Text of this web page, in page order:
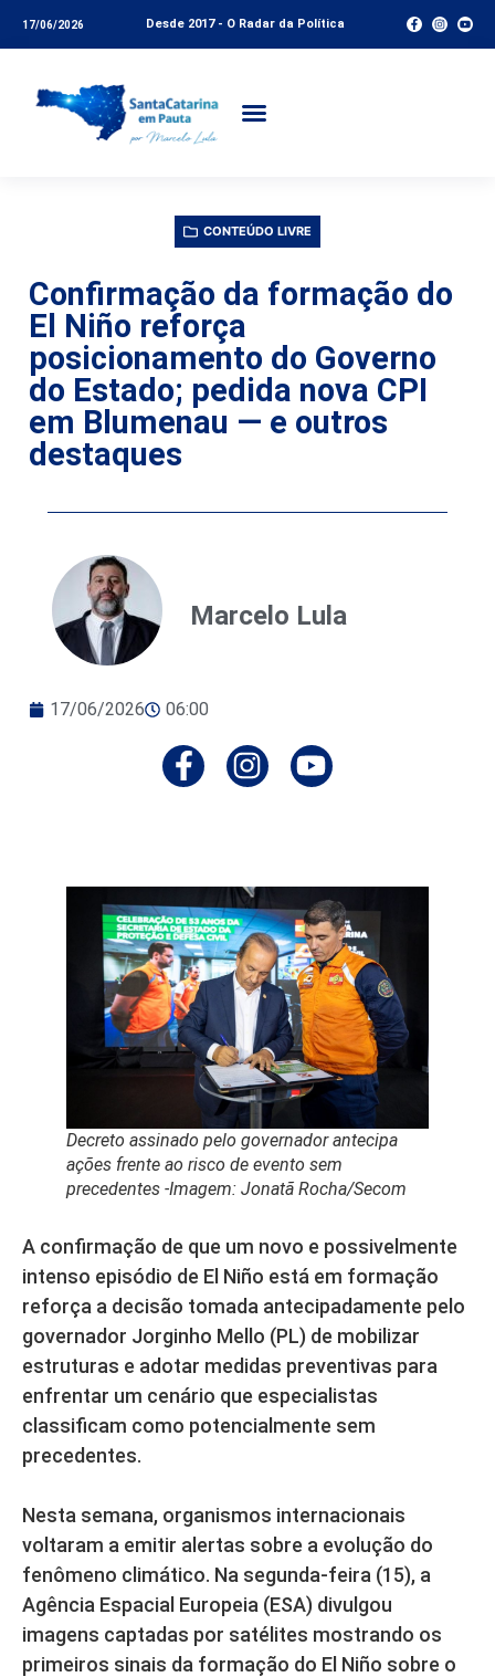
17/06/2026 Desde 2017 - O Radar da Política
CONTEÚDO LIVRE
Confirmação da formação do
El Niño reforça
posicionamento do Governo
do Estado; pedida nova CPI
em Blumenau — e outros
destaques
Marcelo Lula
17/06/2026 06:00
Decreto assinado pelo governador antecipa
ações frente ao risco de evento sem
precedentes -Imagem: Jonatã Rocha/Secom
A confirmação de que um novo e possivelmente
intenso episódio de El Niño está em formação
reforça a decisão tomada antecipadamente pelo
governador Jorginho Mello (PL) de mobilizar
estruturas e adotar medidas preventivas para
enfrentar um cenário que especialistas
classificam como potencialmente sem
precedentes.
Nesta semana, organismos internacionais
voltaram a emitir alertas sobre a evolução do
fenômeno climático. Na segunda-feira (15), a
Agência Espacial Europeia (ESA) divulgou
imagens captadas por satélites mostrando os
primeiros sinais da formação do El Niño sobre o